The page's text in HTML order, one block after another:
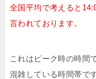
全国平均で考えると
言われております。
これはピーク時の時間
混雑している時間帯です